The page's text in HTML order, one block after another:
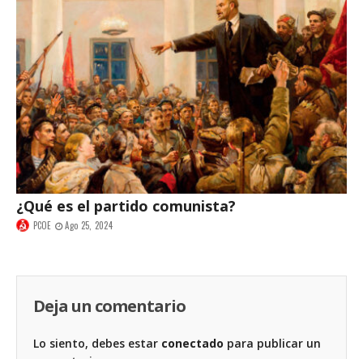
¿Qué es el partido comunista?
PCOE Ago 25, 2024
Deja un comentario
Lo siento, debes estar conectado para publicar un